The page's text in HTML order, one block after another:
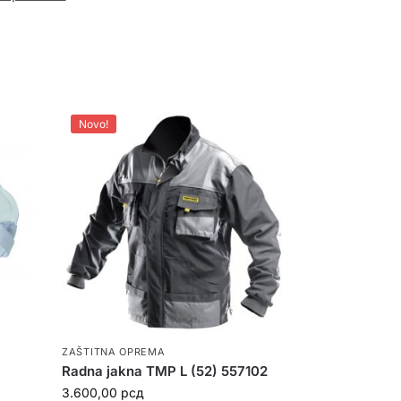
Novo!
ZAŠTITNA OPREMA
Radna jakna TMP L (52) 557102
3.600,00 рсд